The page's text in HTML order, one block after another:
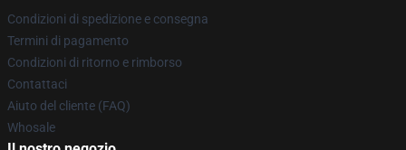
Condizioni di spedizione e consegna
Termini di pagamento
Condizioni di ritorno e rimborso
Contattaci
Aiuto del cliente (FAQ)
Whosale